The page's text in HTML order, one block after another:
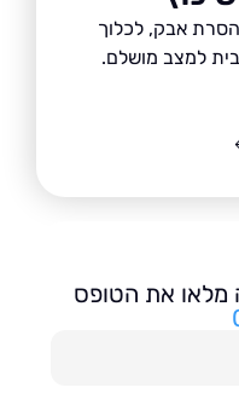
לכלוך
מושלם.
הטופס